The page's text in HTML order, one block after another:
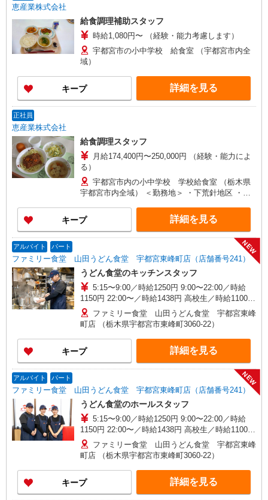
恵産業株式会社
給食調理補助スタッフ
時給1,080円〜 （経験・能力考慮します）
宇都宮市の小中学校 給食室 （宇都宮市内全
域）
キープ 詳細を見る
正社員
恵産業株式会社
給食調理スタッフ
月給174,400円〜250,000円 （経験・能力によ
る）
宇都宮市内の小中学校 学校給食室 （栃木県
宇都宮市内全域） ＜勤務地＞ ・下荒針地区 ・陽
キープ 詳細を見る
アルバイト パート
ファミリー食堂 山田うどん食堂 宇都宮東峰町店（店舗番号241）
NEW
うどん食堂のキッチンスタッフ
5:15〜9:00／時給1250円 9:00〜22:00／時給
1150円 22:00〜／時給1438円 高校生／時給1100円
日・祝日は時給50円アップ！（9時〜22時）
ファミリー食堂 山田うどん食堂 宇都宮東峰
町店 （栃木県宇都宮市東峰町3060-22）
キープ 詳細を見る
アルバイト パート
ファミリー食堂 山田うどん食堂 宇都宮東峰町店（店舗番号241）
NEW
うどん食堂のホールスタッフ
5:15〜9:00／時給1250円 9:00〜22:00／時給
1150円 22:00〜／時給1438円 高校生／時給1100円
日・祝日は時給50円アップ！（9時〜22時）
ファミリー食堂 山田うどん食堂 宇都宮東峰
町店 （栃木県宇都宮市東峰町3060-22）
キープ 詳細を見る